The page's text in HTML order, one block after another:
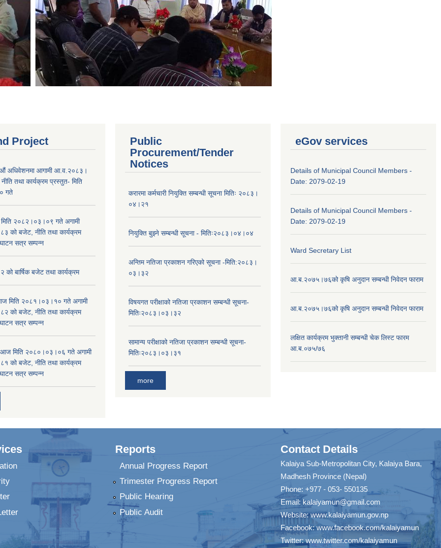
Project
अधिवेशनमा आगामी आ.व.२०८३।
तथा कार्यक्रम प्रस्तुत- मिति
गते
मिति २०८२।०३।०९ गते अगामी
को बजेट, नीति तथा कार्यक्रम
सत्र सम्पन्न
बार्षिक बजेट तथा कार्यक्रम
मिति २०८१।०३।१० गते अगामी
को बजेट, नीति तथा कार्यक्रम
सत्र सम्पन्न
आज मिति २०८०।०३।०६ गते अगामी
को बजेट, नीति तथा कार्यक्रम
सत्र सम्पन्न
Public
Procurement/Tender
Notices
करारमा कर्मचारी नियुक्ति सम्बन्धी सूचना मितिः २०८३।
०४।२१
नियुक्ति बुझ्ने सम्बन्धी सूचना - मितिः२०८३।०४।०४
अन्तिम नतिजा प्रकाशन गरिएको सूचना -मिति:२०८३।
०३।३२
विषयगत परीक्षाको नतिजा प्रकाशन सम्बन्धी सूचना-
मितिः२०८३।०३।३२
सामान्य परीक्षाको नतिजा प्रकाशन सम्बन्धी सूचना-
मितिः२०८३।०३।३१
more
eGov services
Details of Municipal Council Members -
Date: 2079-02-19
Details of Municipal Council Members -
Date: 2079-02-19
Ward Secretary List
आ.ब.२०७५।७६को कृषि अनुदान सम्बन्धी निवेदन फाराम
आ.ब.२०७५।७६को कृषि अनुदान सम्बन्धी निवेदन फाराम
लक्षित कार्यक्रम भुक्तानी सम्बन्धी चेक लिस्ट फारम
आ.ब.०७५/७६
Reports
Annual Progress Report
Trimester Progress Report
Public Hearing
Public Audit
Contact Details
Kalaiya Sub-Metropolitan City, Kalaiya Bara,
Madhesh Province (Nepal)
Phone: +977 - 053- 550135
Email:kalaiyamun@gmail.com
Website:www.kalaiyamun.gov.np
Facebook:www.facebook.com/kalaiyamun
Twitter:www.twitter.com/kalaiyamun